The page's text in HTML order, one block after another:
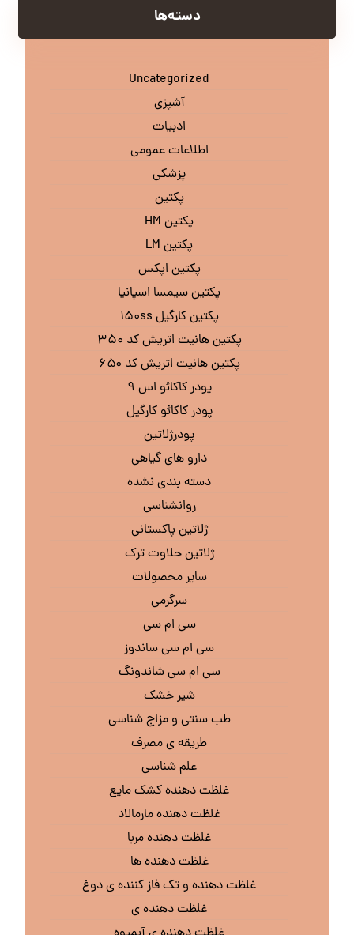
دسته‌ها
Uncategorized
آشپزی
ادبیات
اطلاعات عمومی
پزشکی
پکتین
پکتین HM
پکتین LM
پکتین اپکس
پکتین سیمسا اسپانیا
پکتین کارگیل ۱۵۰ss
پکتین هانیت اتریش کد ۳۵۰
پکتین هانیت اتریش کد ۶۵۰
پودر کاکائو اس ۹
پودر کاکائو کارگیل
پودرژلاتین
دارو های گیاهی
دسته بندی نشده
روانشناسی
ژلاتین پاکستانی
ژلاتین حلاوت ترک
سایر محصولات
سرگرمی
سی ام سی
سی ام سی ساندوز
سی ام سی شاندونگ
شیر خشک
طب سنتی و مزاج شناسی
طریقه ی مصرف
علم شناسی
غلظت دهنده کشک مایع
غلظت دهنده مارمالاد
غلظت دهنده مربا
غلظت دهنده ها
غلظت دهنده و تک فاز کننده ی دوغ
غلظت دهنده ی